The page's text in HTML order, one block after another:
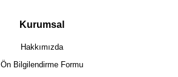
Kurumsal
Hakkımızda
Ön Bilgilendirme Formu